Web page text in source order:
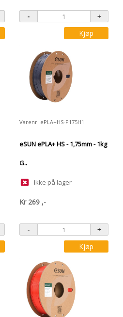
Kjøp
Varenr: ePLA+HS-P175H1
eSUN ePLA+ HS - 1,75mm - 1kg
G..
Ikke på lager
Kr 269 ,-
Kjøp